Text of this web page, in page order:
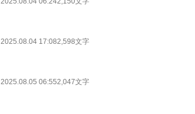
2025.08.04 17:082,598文字
2025.08.05 06:552,047文字